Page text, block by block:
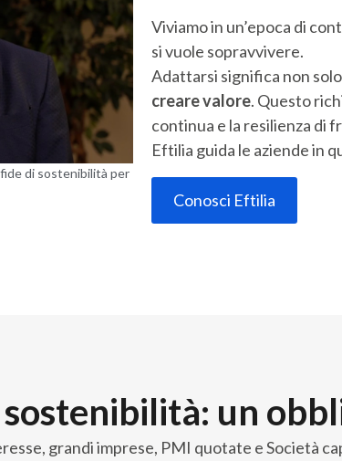
di sostenibilità per
Viviamo in un’epoca di
si vuole sopravvivere.
Adattarsi significa non
creare valore. Questo
continua e la resilienza di
Eftilia guida le aziende in
Conosci Eftilia
un
grandi imprese, PMI quotate e Società